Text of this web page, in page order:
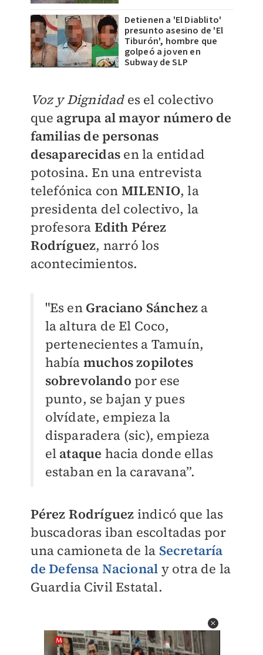
Detienen a 'El Diablito'
presunto asesino de 'El
Tiburón', hombre que
golpeó a joven en
Subway de SLP
Voz y Dignidades el colectivo
que agrupa al mayor número de
familias de personas
desaparecidas en la entidad
potosina. En una entrevista
telefónica con MILENIO, la
presidenta del colectivo, la
profesora Edith Pérez
Rodríguez, narró los
acontecimientos.
"Es en Graciano Sánchez a
la altura de El Coco,
pertenecientes a Tamuín,
había muchos zopilotes
sobrevolando por ese
punto, se bajan y pues
olvídate, empieza la
disparadera (sic), empieza
el ataque hacia donde ellas
estaban en la caravana”.
Pérez Rodríguez indicó que las
buscadoras iban escoltadas por
una camioneta de la Secretaría
de Defensa Nacional y otra de la
Guardia Civil Estatal.